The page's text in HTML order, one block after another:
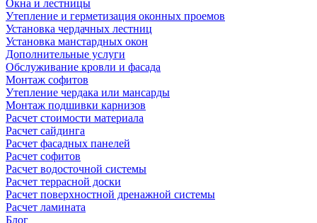
Окна и лестницы
Утепление и герметизация оконных проемов
Установка чердачных лестниц
Установка манстардных окон
Дополнительные услуги
Обслуживание кровли и фасада
Монтаж софитов
Утепление чердака или мансарды
Монтаж подшивки карнизов
Расчет стоимости материала
Расчет сайдинга
Расчет фасадных панелей
Расчет софитов
Расчет водосточной системы
Расчет террасной доски
Расчет поверхностной дренажной системы
Расчет ламината
Блог